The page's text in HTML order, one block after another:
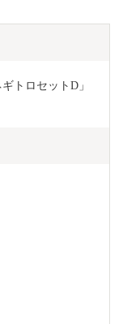
トロセットD」